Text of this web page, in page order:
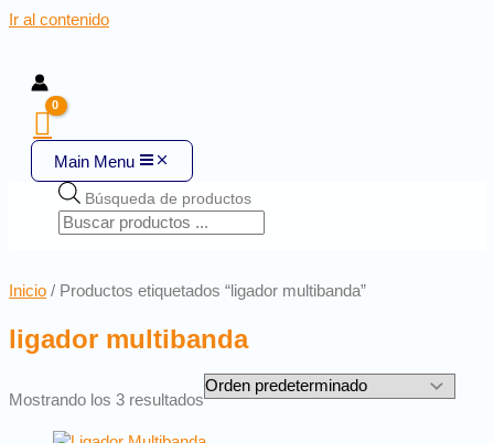
Ir al contenido
Main Menu
Búsqueda de productos
Inicio / Productos etiquetados “ligador multibanda”
ligador multibanda
Mostrando los 3 resultados